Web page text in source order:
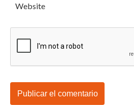
Website